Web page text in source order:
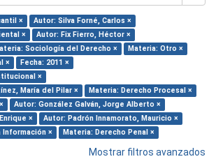
×
Autor: Silva Forné, Carlos ×
×
Autor: Fix Fierro, Héctor ×
Sociología del Derecho ×
Materia: Otro ×
×
Fecha: 2011 ×
×
María del Pilar ×
Materia: Derecho Procesal ×
Autor: González Galván, Jorge Alberto ×
×
Autor: Padrón Innamorato, Mauricio ×
×
Materia: Derecho Penal ×
Mostrar filtros avanzados